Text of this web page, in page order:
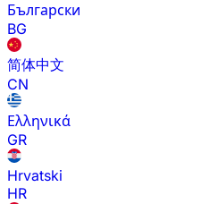
Български
BG
简体中文
CN
Ελληνικά
GR
Hrvatski
HR